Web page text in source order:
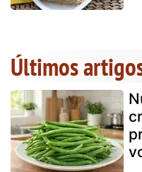
Últimos